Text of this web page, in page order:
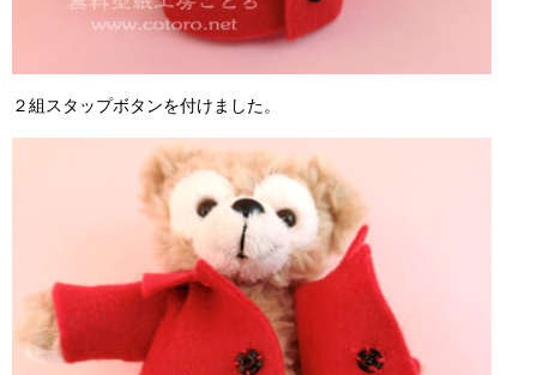
２組スタップボタンを付けました。